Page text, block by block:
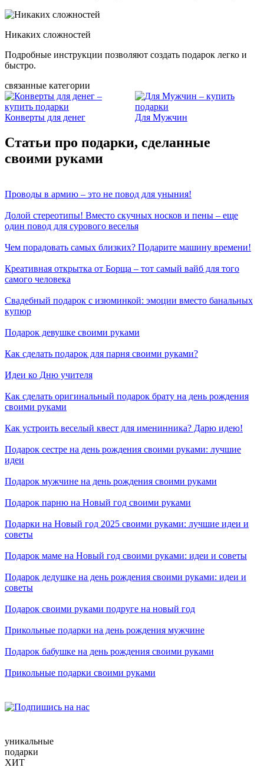
Никаких сложностей
Подробные инструкции позволяют создать подарок легко и
быстро.
связанные категории
Конверты для денег Для Мужчин
Статьи про подарки, сделанные
своими руками
Проводы в армию – это не повод для уныния!
Долой стереотипы! Вместо скучных носков и пены – еще
один повод для сурового веселья
Чем порадовать самых близких? Подарите машину времени!
Креативная открытка от Борща – тот самый вайб для того
самого человека
Свадебный подарок с изюминкой: эмоции вместо банальных
купюр
Подарок девушке своими руками
Как сделать подарок для парня своими руками?
Идеи ко Дню учителя
Как сделать оригинальный подарок брату на день рождения
своими руками
Как устроить веселый квест для именинника? Дарю идею!
Подарок сестре на день рождения своими руками: лучшие
идеи
Подарок мужчине на день рождения своими руками
Подарок парню на Новый год своими руками
Подарки на Новый год 2025 своими руками: лучшие идеи и
советы
Подарок маме на Новый год своими руками: идеи и советы
Подарок дедушке на день рождения своими руками: идеи и
советы
Подарок своими руками подруге на новый год
Прикольные подарки на день рождения мужчине
Подарок бабушке на день рождения своими руками
Прикольные подарки своими руками
уникальные
подарки
ХИТ